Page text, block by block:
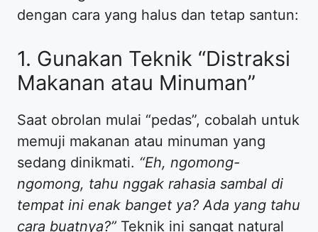
dengan cara yang halus dan tetap santun:
​1. Gunakan Teknik “Distraksi
Makanan atau Minuman”
​Saat obrolan mulai “pedas”, cobalah untuk
memuji makanan atau minuman yang
sedang dinikmati. “Eh, ngomong-
ngomong, tahu nggak rahasia sambal di
tempat ini enak banget ya? Ada yang tahu
cara buatnya?” Teknik ini sangat natural